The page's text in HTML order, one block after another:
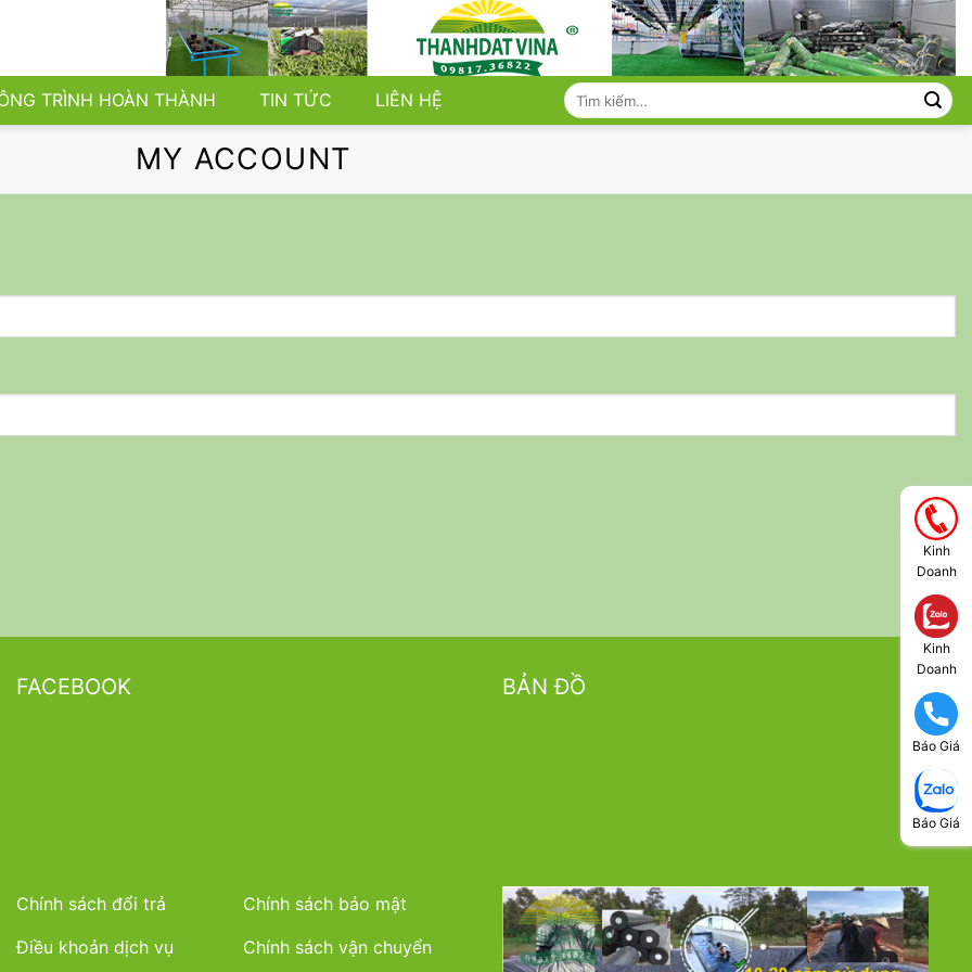
TRÌNH HOÀN THÀNH TIN TỨC LIÊN HỆ
Tìm
kiếm:
MY ACCOUNT
FACEBOOK
Chính sách đổi trả
Chính sách bảo mật
Điều khoản dịch vụ
Chính sách vận chuyển
BẢN ĐỒ
Kinh
Doanh
Kinh
Doanh
Báo Giá
Báo Giá